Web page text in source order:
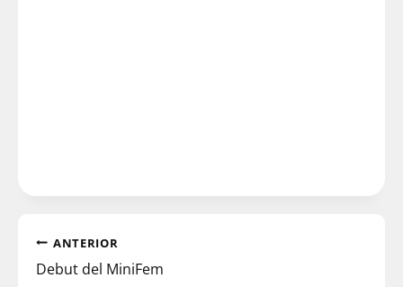
ANTERIOR
Debut del MiniFem